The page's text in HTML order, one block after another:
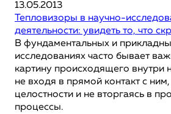
13.05.2013
Тепловизоры в научно-
деятельности: увидеть то, что
В фундаментальных и
исследованиях часто бывает
картину происходящего внутри
не входя в прямой контакт с
целостности и не вторгаясь в
процессы.